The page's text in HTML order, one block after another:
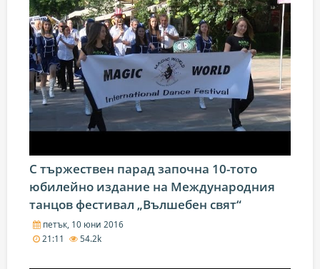
С тържествен парад започна 10-тото
юбилейно издание на Международния
танцов фестивал „Вълшебен свят“
петък, 10 юни 2016
21:11
54.2k